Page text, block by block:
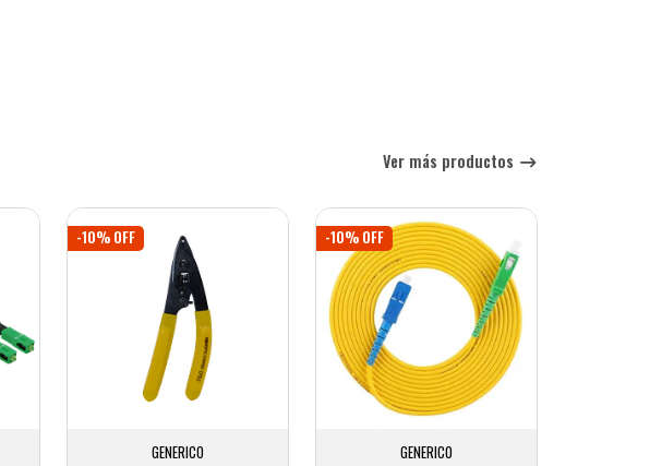
Ver más productos
-10% OFF
GENERICO
-10% OFF
GENERICO